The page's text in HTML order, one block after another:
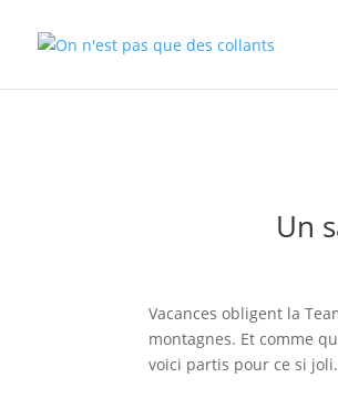
Un
Vacances obligent la
montagnes. Et comme
voici partis pour ce si